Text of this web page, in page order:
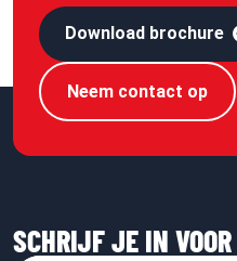
Download brochure
Neem contact op
SCHRIJF JE IN VOOR